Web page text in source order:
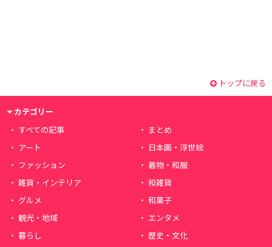
トップに戻る
カテゴリー
すべての記事
まとめ
アート
日本画・浮世絵
ファッション
着物・和服
雑貨・インテリア
和雑貨
グルメ
和菓子
観光・地域
エンタメ
暮らし
歴史・文化